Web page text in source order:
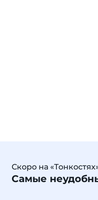
Скоро на
Самые